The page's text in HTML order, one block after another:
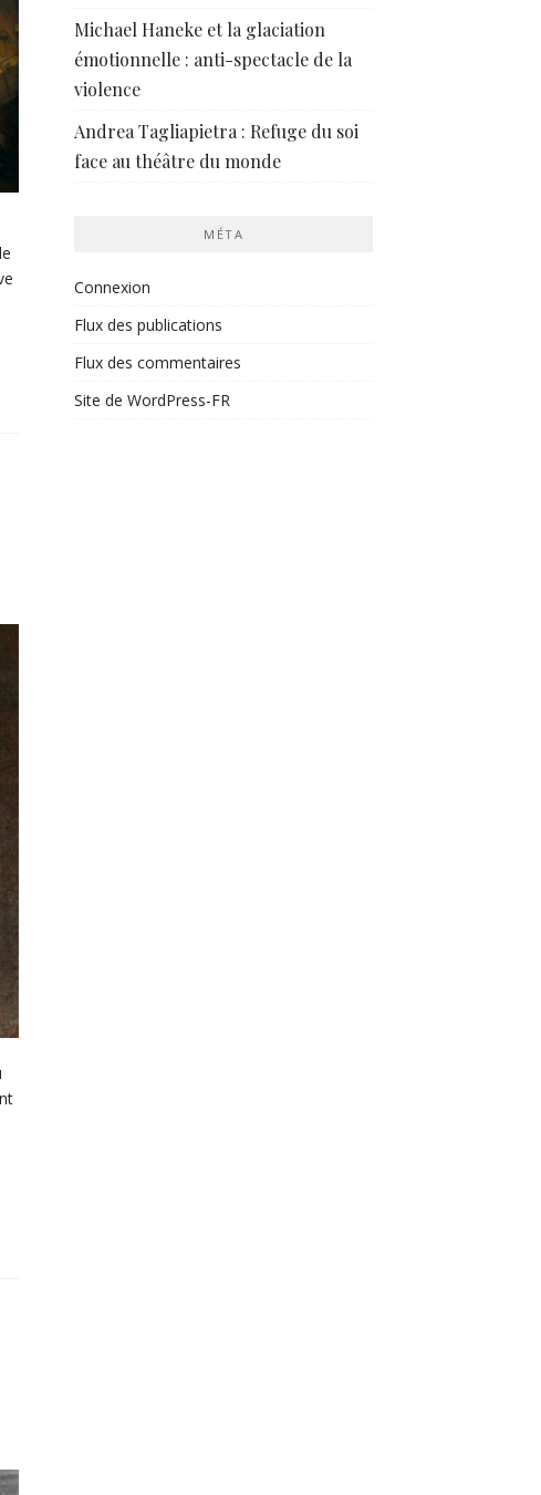
Michael Haneke et la glaciation
émotionnelle : anti-spectacle de la
violence
Andrea Tagliapietra : Refuge du soi
face au théâtre du monde
MÉTA
Connexion
Flux des publications
Flux des commentaires
Site de WordPress-FR